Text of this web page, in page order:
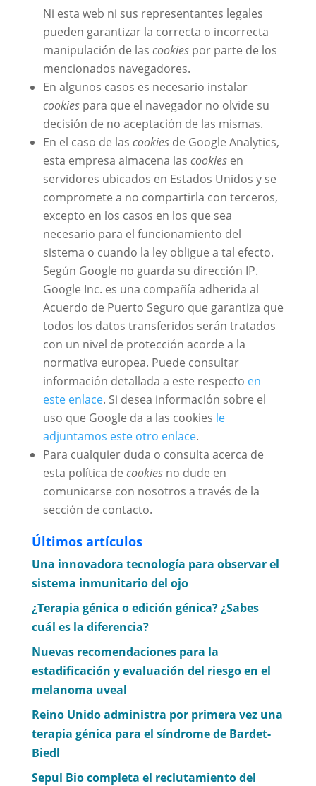
Ni esta web ni sus representantes legales
pueden garantizar la correcta o incorrecta
manipulación de las cookiespor parte de los
mencionados navegadores.
En algunos casos es necesario instalar
cookiespara que el navegador no olvide su
decisión de no aceptación de las mismas.
En el caso de las cookiesde Google Analytics,
esta empresa almacena las cookiesen
servidores ubicados en Estados Unidos y se
compromete a no compartirla con terceros,
excepto en los casos en los que sea
necesario para el funcionamiento del
sistema o cuando la ley obligue a tal efecto.
Según Google no guarda su dirección IP.
Google Inc. es una compañía adherida al
Acuerdo de Puerto Seguro que garantiza que
todos los datos transferidos serán tratados
con un nivel de protección acorde a la
normativa europea. Puede consultar
información detallada a este respecto en
este enlace. Si desea información sobre el
uso que Google da a las cookies le
adjuntamos este otro enlace.
Para cualquier duda o consulta acerca de
esta política de cookiesno dude en
comunicarse con nosotros a través de la
sección de contacto.
Últimos artículos
Una innovadora tecnología para observar el
sistema inmunitario del ojo
¿Terapia génica o edición génica? ¿Sabes
cuál es la diferencia?
Nuevas recomendaciones para la
estadificación y evaluación del riesgo en el
melanoma uveal
Reino Unido administra por primera vez una
terapia génica para el síndrome de Bardet-
Biedl
Sepul Bio completa el reclutamiento del